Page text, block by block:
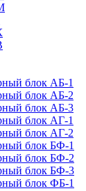
блок АБ-1
блок АБ-2
блок АБ-3
блок АГ-1
блок АГ-2
блок БФ-1
блок БФ-2
блок БФ-3
блок ФБ-1